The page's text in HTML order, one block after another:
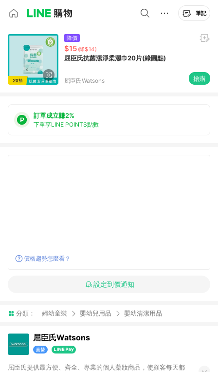
筆記
降價
$15 (降$14)
屈臣氏抗菌潔淨柔濕巾20片(綠圓點)
屈臣氏Watsons 搶購
訂單成立賺2%
下單享LINE POINTS點數
價格趨勢怎麼看？
設定到價通知
分類： 婦幼童裝 嬰幼兒用品 嬰幼清潔用品
屈臣氏Watsons
屈臣氏提供最方便、齊全、專業的個人藥妝商品，使顧客每天都